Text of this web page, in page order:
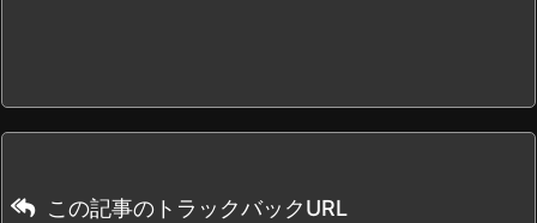
この記事のトラックバックURL